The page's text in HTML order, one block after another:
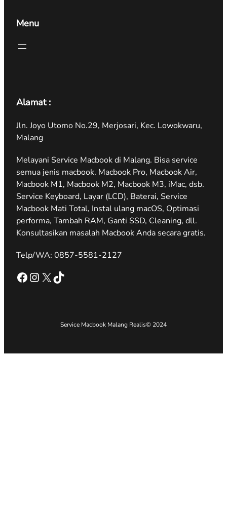
Menu
Alamat :
Jln. Joyo Utomo No.29, Merjosari, Kec. Lowokwaru,
Malang
Melayani Service Macbook di Malang. Bisa service
semua jenis macbook. Macbook Pro, Macbook Air,
Macbook M1, Macbook M2, Macbook M3, iMac, dsb.
Service Keyboard, Layar (LCD), Baterai, Service
Macbook Mati Total, Instal ulang macOS, Optimasi
performa, Tambah RAM, Ganti SSD, Cleaning, dll.
Konsultasikan masalah Macbook Anda secara gratis.
Telp/WA: 0857-5581-2127
Facebook Instagram X TikTok
Service Macbook Malang Realis© 2024